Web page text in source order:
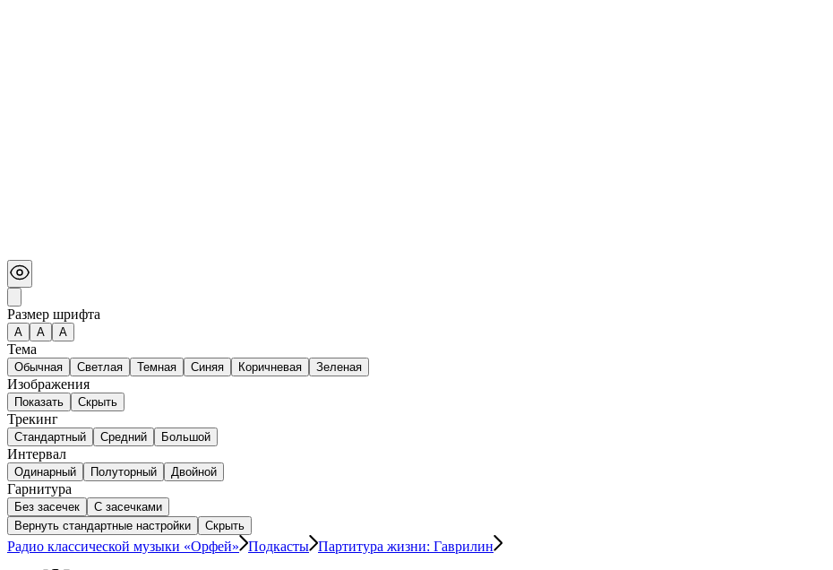
Размер шрифта
А A A
Тема
Обычная Светлая Темная Синяя Коричневая Зеленая
Изображения
Показать Скрыть
Трекинг
Стандартный Средний Большой
Интервал
Одинарный Полуторный Двойной
Гарнитура
Без засечек
С засечками
Вернуть стандартные настройки
Скрыть
Радио классической музыки «Орфей» Подкасты Партитура жизни: Гаврилин